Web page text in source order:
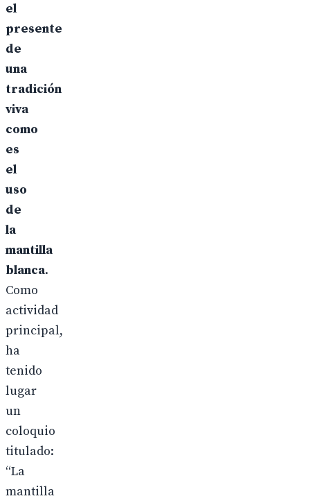
el
presente
de
una
tradición
viva
como
es
el
uso
de
la
mantilla
blanca.
Como
actividad
principal,
ha
tenido
lugar
un
coloquio
titulado:
“La
mantilla